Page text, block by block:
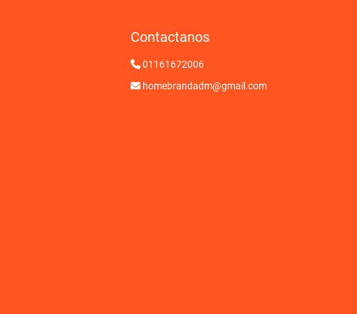
Contactanos
01161672006
homebrandadm@gmail.com